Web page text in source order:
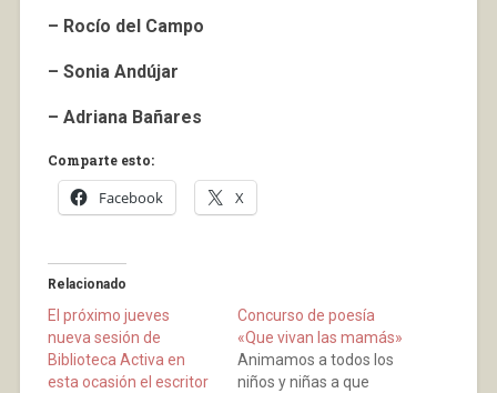
– Rocío del Campo
– Sonia Andújar
– Adriana Bañares
Comparte esto:
Facebook X
Relacionado
El próximo jueves
nueva sesión de
Biblioteca Activa en
esta ocasión el escritor
Concurso de poesía
«Que vivan las mamás»
Animamos a todos los
niños y niñas a que